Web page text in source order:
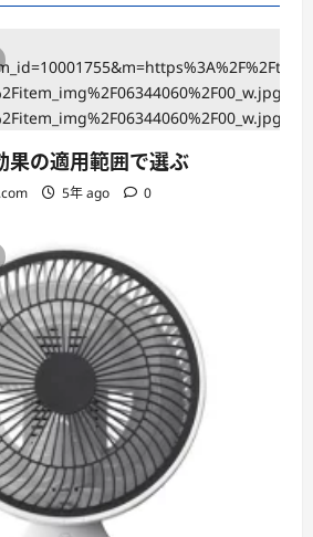
果の適用範囲で選ぶ
5年 ago 0